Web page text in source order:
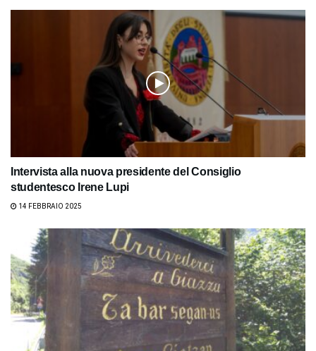
Intervista alla nuova presidente del Consiglio
studentesco Irene Lupi
14 FEBBRAIO 2025